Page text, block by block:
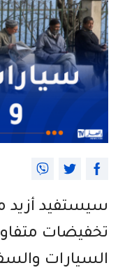
سيستفيد أزيد
تخفيضات
السيارات